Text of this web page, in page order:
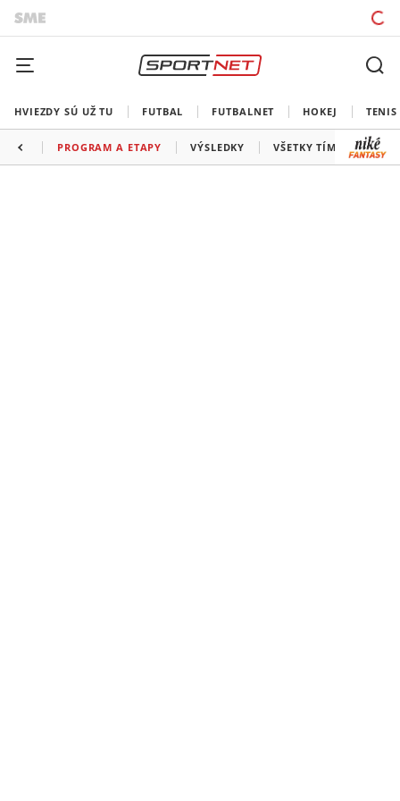
HVIEZDY SÚ UŽ TU FUTBAL FUTBALNET HOKEJ TENIS
PROGRAM A ETAPY VÝSLEDKY VŠETKY TÍMY